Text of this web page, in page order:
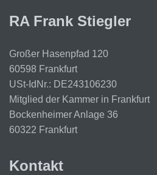
RA Frank Stiegler
Großer Hasenpfad 120
60598 Frankfurt
USt-IdNr.: DE243106230
Mitglied der Kammer in Frankfurt
Bockenheimer Anlage 36
60322 Frankfurt
Kontakt